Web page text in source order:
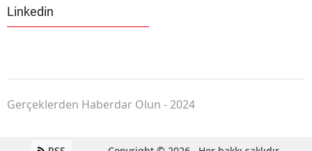
Linkedin
Gerçeklerden Haberdar Olun - 2024